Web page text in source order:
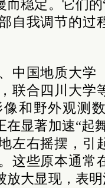
而稳定。它们
自我调节的过
中国地质大学
联合四川大学
和野外观测
显著加速“起
左右摇摆，引
这些原本通常
放大显现，表